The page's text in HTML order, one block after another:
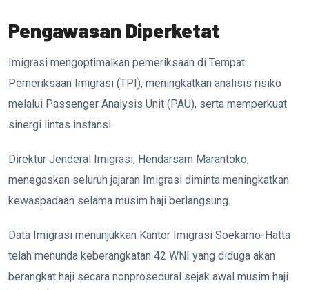
Pengawasan Diperketat
Imigrasi mengoptimalkan pemeriksaan di Tempat
Pemeriksaan Imigrasi (TPI), meningkatkan analisis risiko
melalui Passenger Analysis Unit (PAU), serta memperkuat
sinergi lintas instansi.
Direktur Jenderal Imigrasi, Hendarsam Marantoko,
menegaskan seluruh jajaran Imigrasi diminta meningkatkan
kewaspadaan selama musim haji berlangsung.
Data Imigrasi menunjukkan Kantor Imigrasi Soekarno-Hatta
telah menunda keberangkatan 42 WNI yang diduga akan
berangkat haji secara nonprosedural sejak awal musim haji